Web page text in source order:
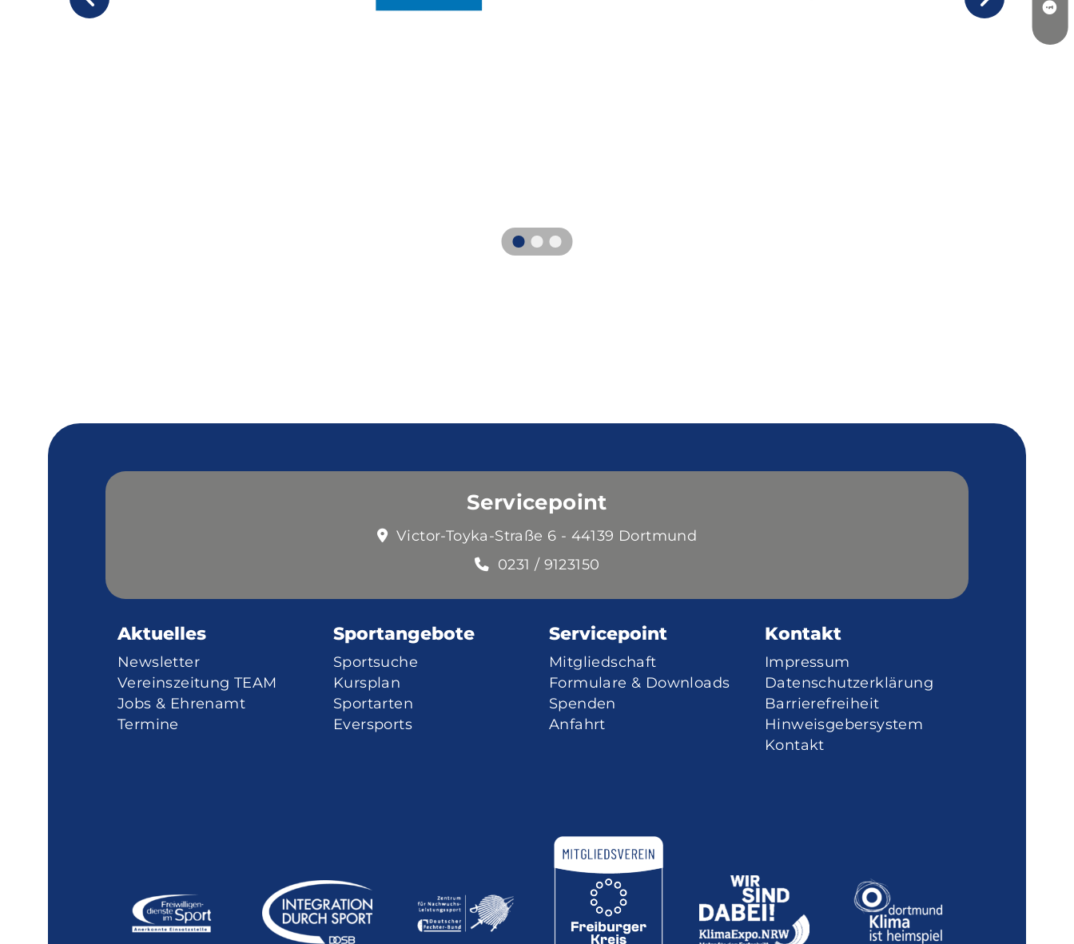
Servicepoint
Victor-Toyka-Straße 6 - 44139 Dortmund
0231 / 9123150
Aktuelles
Newsletter
Vereinszeitung TEAM
Jobs & Ehrenamt
Termine
Sportangebote
Sportsuche
Kursplan
Sportarten
Eversports
Servicepoint
Mitgliedschaft
Formulare & Downloads
Spenden
Anfahrt
Kontakt
Impressum
Datenschutzerklärung
Barrierefreiheit
Hinweisgebersystem
Kontakt